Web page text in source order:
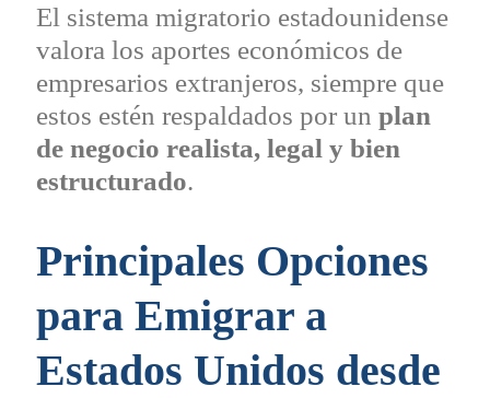
El sistema migratorio estadounidense
valora los aportes económicos de
empresarios extranjeros, siempre que
estos estén respaldados por un plan
de negocio realista, legal y bien
estructurado.
Principales Opciones
para Emigrar a
Estados Unidos desde